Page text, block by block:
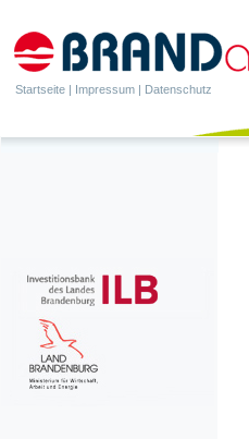
Startseite | Impressum | Datenschutz